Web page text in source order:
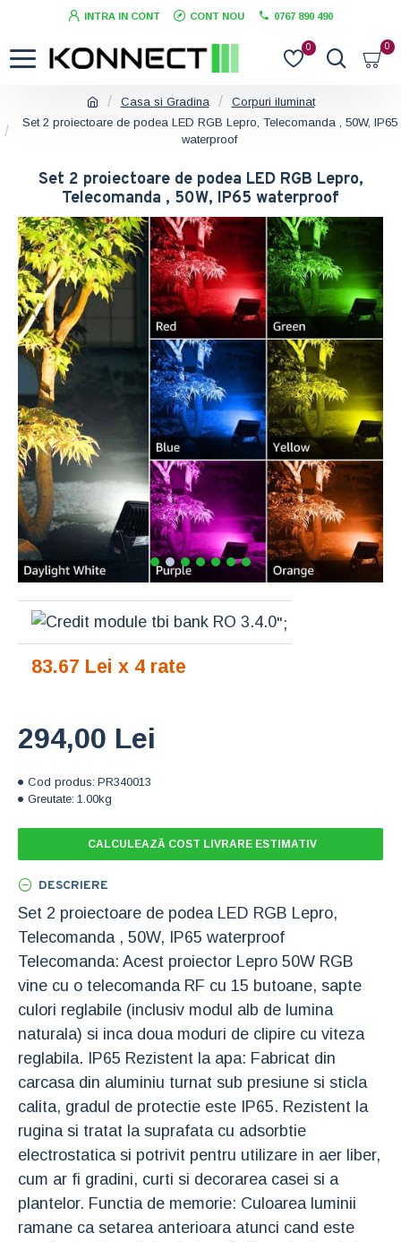
INTRA IN CONT CONT NOU 0767 890 490
0 0
Casa si Gradina
Corpuri iluminat
Set 2 proiectoare de podea LED RGB Lepro, Telecomanda , 50W, IP65
waterproof
Set 2 proiectoare de podea LED RGB Lepro,
Telecomanda , 50W, IP65 waterproof
Cod produs: PR340013
Greutate: 1.00kg
294,00 Lei
";
83.67 Lei x 4 rate
CALCULEAZĂ COST LIVRARE ESTIMATIV
DESCRIERE
Set 2 proiectoare de podea LED RGB Lepro,
Telecomanda , 50W, IP65 waterproof
Telecomanda: Acest proiector Lepro 50W RGB
vine cu o telecomanda RF cu 15 butoane, sapte
culori reglabile (inclusiv modul alb de lumina
naturala) si inca doua moduri de clipire cu viteza
reglabila. IP65 Rezistent la apa: Fabricat din
carcasa din aluminiu turnat sub presiune si sticla
calita, gradul de protectie este IP65. Rezistent la
rugina si tratat la suprafata cu adsorbtie
electrostatica si potrivit pentru utilizare in aer liber,
cum ar fi gradini, curti si decorarea casei si a
plantelor. Functia de memorie: Culoarea luminii
ramane ca setarea anterioara atunci cand este